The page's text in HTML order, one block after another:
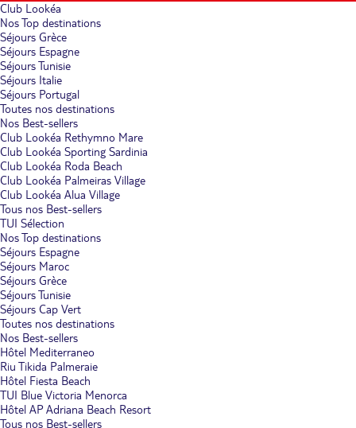
Club Lookéa
Nos Top destinations
Séjours Grèce
Séjours Espagne
Séjours Tunisie
Séjours Italie
Séjours Portugal
Toutes nos destinations
Nos Best-sellers
Club Lookéa Rethymno Mare
Club Lookéa Sporting Sardinia
Club Lookéa Roda Beach
Club Lookéa Palmeiras Village
Club Lookéa Alua Village
Tous nos Best-sellers
TUI Sélection
Nos Top destinations
Séjours Espagne
Séjours Maroc
Séjours Grèce
Séjours Tunisie
Séjours Cap Vert
Toutes nos destinations
Nos Best-sellers
Hôtel Mediterraneo
Riu Tikida Palmeraie
Hôtel Fiesta Beach
TUI Blue Victoria Menorca
Hôtel AP Adriana Beach Resort
Tous nos Best-sellers